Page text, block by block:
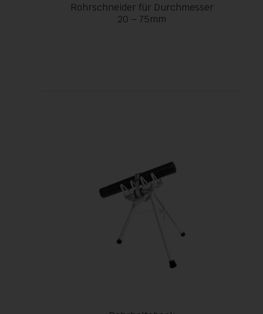
Rohrschneider für Durchmesser
20 – 75mm